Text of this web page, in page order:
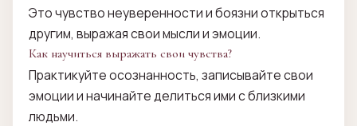
Это чувство неуверенности и боязни открыться
другим, выражая свои мысли и эмоции.
Как научиться выражать свои чувства?
Практикуйте осознанность, записывайте свои
эмоции и начинайте делиться ими с близкими
людьми.